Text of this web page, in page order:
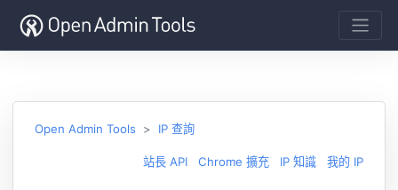
Open Admin Tools IP 查詢
站長 API Chrome 擴充 IP 知識 我的 IP